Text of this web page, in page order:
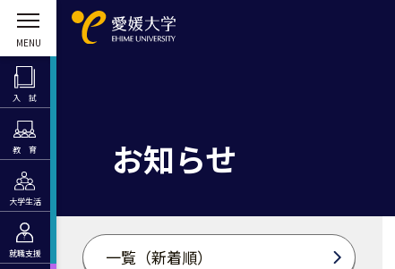
入 試
教 育
大学生活
就職支援
お知らせ
一覧（新着順）